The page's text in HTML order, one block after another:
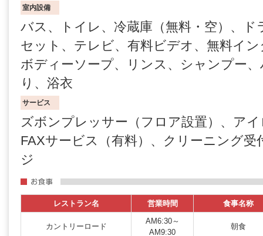
室内設備
バス、トイレ、冷蔵庫（無料・空）、ド
セット、テレビ、有料ビデオ、無料イ
ボディーソープ、リンス、シャンプー
り、浴衣
サービス
ズボンプレッサー（フロア設置）、ア
FAXサービス（有料）、クリーニング受
ジ
レストラン名 営業時間 食事名称
カントリーロード
AM6:30～
AM9:30
朝食